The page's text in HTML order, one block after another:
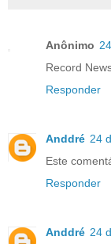
Anônimo
Record
Responder
Anddré 24
Este
Responder
Anddré 24